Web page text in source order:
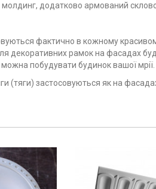
додатково армований
фактично в кожному
декоративних рамок на фасадах
побудувати будинок вашої мрії.
(тяги) застосовуються як на